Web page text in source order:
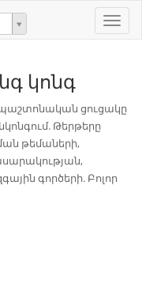
Toggle
կոնգ
պաշտոնական ցուցակը
Թերթերը
թեմաների,
գործերի. Բոլոր